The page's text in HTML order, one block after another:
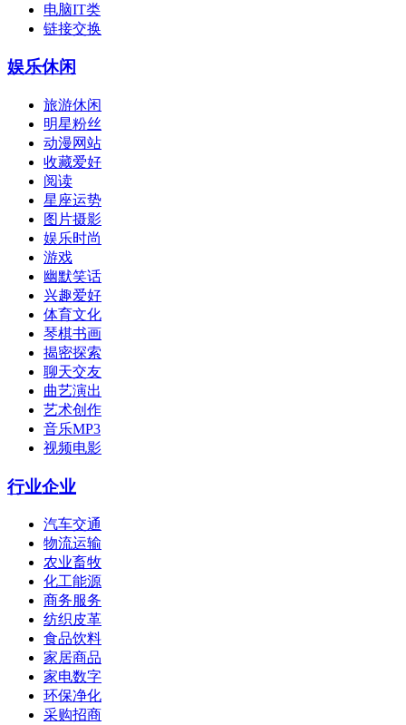
电脑IT类
链接交换
娱乐休闲
旅游休闲
明星粉丝
动漫网站
收藏爱好
阅读
星座运势
图片摄影
娱乐时尚
游戏
幽默笑话
兴趣爱好
体育文化
琴棋书画
揭密探索
聊天交友
曲艺演出
艺术创作
音乐MP3
视频电影
行业企业
汽车交通
物流运输
农业畜牧
化工能源
商务服务
纺织皮革
食品饮料
家居商品
家电数字
环保净化
采购招商